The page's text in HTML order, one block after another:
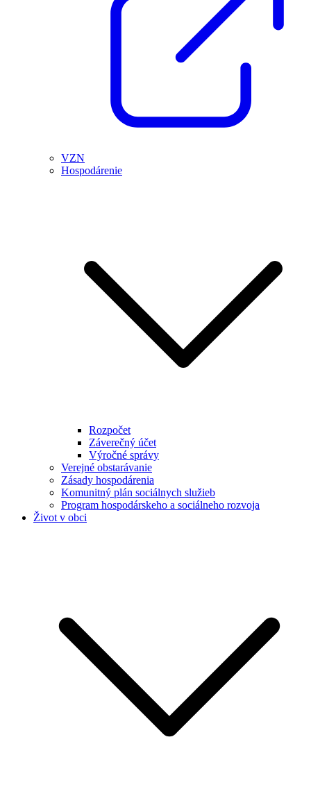
VZN
Hospodárenie
Rozpočet
Záverečný účet
Výročné správy
Verejné obstarávanie
Zásady hospodárenia
Komunitný plán sociálnych služieb
Program hospodárskeho a sociálneho rozvoja
Život v obci